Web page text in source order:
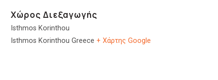
Χώρος Διεξαγωγής
Isthmos Korinthou
Isthmos Korinthou Greece + Χάρτης Google